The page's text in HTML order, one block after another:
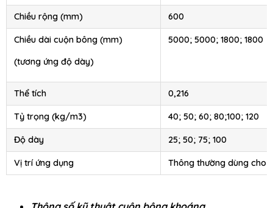
Chiều rộng (mm) 600
Chiều dài cuộn bông (mm)
(tương ứng độ dày)
5000; 5000; 1800; 1800
Thể tích 0,216
Tỷ trọng (kg/m3) 40; 50; 60; 80;100; 120
Độ dày 25; 50; 75; 100
Vị trí ứng dụng Thông thường dùng cho